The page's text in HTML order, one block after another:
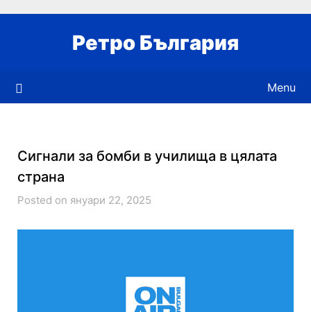
Ретро България
Menu
Сигнали за бомби в училища в цялата
страна
Posted on януари 22, 2025